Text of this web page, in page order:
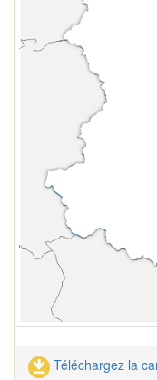
Téléchargez la